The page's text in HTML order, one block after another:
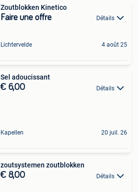
Zoutblokken Kinetico
Faire une offre Détails
Lichtervelde 4 août 25
Sel adoucissant
€ 6,00 Détails
Kapellen 20 juil. 26
zoutsystemen zoutblokken
€ 8,00 Détails